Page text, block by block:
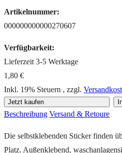
Artikelnummer:
000000000000270607
Verfügbarkeit:
Lieferzeit 3-5 Werktage
1,80 €
Inkl. 19% Steuern , zzgl.
Jetzt kaufen
Beschreibung Versand & Retoure
Die selbstklebenden Sticker finden
Platz. Außenklebend,